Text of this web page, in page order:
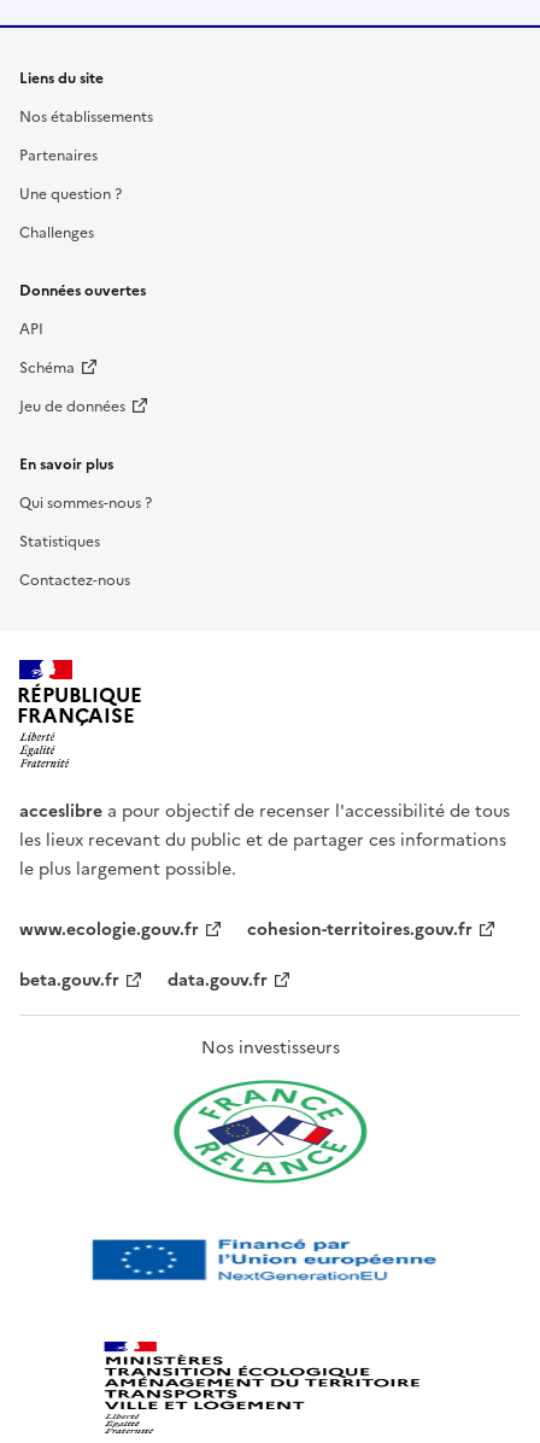
Liens du site
Nos établissements
Partenaires
Une question ?
Challenges
Données ouvertes
API
Schéma
Jeu de données
En savoir plus
Qui sommes-nous ?
Statistiques
Contactez-nous
RÉPUBLIQUE
FRANÇAISE
acceslibre a pour objectif de recenser l'accessibilité de tous
les lieux recevant du public et de partager ces informations
le plus largement possible.
www.ecologie.gouv.fr
cohesion-territoires.gouv.fr
beta.gouv.fr
data.gouv.fr
Nos investisseurs